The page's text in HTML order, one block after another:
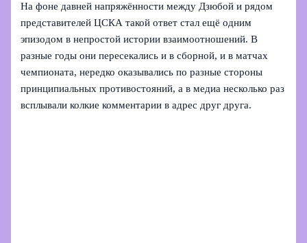
На фоне давней напряжённости между Дзюбой и рядом
представителей ЦСКА такой ответ стал ещё одним
эпизодом в непростой истории взаимоотношений. В
разные годы они пересекались и в сборной, и в матчах
чемпионата, нередко оказывались по разные стороны
принципиальных противостояний, а в медиа несколько раз
всплывали колкие комментарии в адрес друг друга.